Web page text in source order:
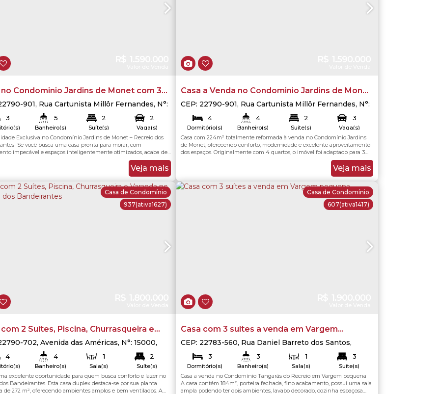
no Condominio Jardins de Monet com 3
2 Suites Sendo Uma Master
901, Rua Cartunista Millôr Fernandes, N°:
Recreio dos Bandeirantes
3 5
Banheiro(s)
2
Suíte(s)
212.00m²
2
Vaga(s)
Exclusiva no Condomínio Jardins de Monet – Recreio dos
Se você busca uma casa pronta para morar, com
impecável e espaços inteligentemente otimizados, acaba de
Esta residência no prestigiado condomínio Jardins de Monet
por uma reforma total, transformando a planta original de 4
Veja mais
Casa a Venda no Condominio Jardins de Monet
no Recreio com 4 Quartos 2 Suites
CEP: 22790-901, Rua Cartunista Millôr Fernandes, N°:
Recreio dos Bandeirantes
de Janeiro
4
Dormitório(s)
4
Banheiro(s)
2
Suíte(s)
Total:224.00m²
3
Vaga(s)
Útil:224 .00m²
Casa com 224m² totalmente reformada à venda no Condomínio Jardins
de Monet, oferecendo conforto, modernidade e excelente aproveitamento
dos espaços. Originalmente com 4 quartos, o imóvel foi adaptado para 3
quartos amplos, proporcionando ambientes mais espaçosos e funcionais.
No primeiro andar, conta com uma agradável área de lazer comVeja mais
937(ativa1627)
Casa de Condomínio
com 2 Suítes, Piscina, Churrasqueira e
no Recreio dos Bandeirantes
702, Avenida das Américas, N°: 15000,
dos Bandeirantes
,Brasil
4 4
Banheiro(s)
1
Sala(s)
2
Suíte(s)
4 Útil:272.00m² Terreno:531.00m²
excelente oportunidade para quem busca conforto e lazer no
Bandeirantes. Esta casa duplex destaca-se por sua planta
de 272 m², oferecendo ambientes amplos e bem ventilados. A
607(ativa1417)
Casa de Condomínio
Casa com 3 suítes a venda em Vargem
pequena
CEP: 22783-560, Rua Daniel Barreto dos Santos,
Vargem Pequena
Rio de Janeiro
Brasil
3
Dormitório(s)
3
Banheiro(s)
1
Sala(s)
3
Suíte(s)
Total:184.00m²
3
Vaga(s)
Útil: 184.00m²
Casa a venda no Condomínio Tangarás do Recreio em Vargem pequena
A casa contém 184m², porteira fechada, fino acabamento, possui uma sala
ampla podendo ter dois ambientes, lavabo decorado, cozinha espaçosa